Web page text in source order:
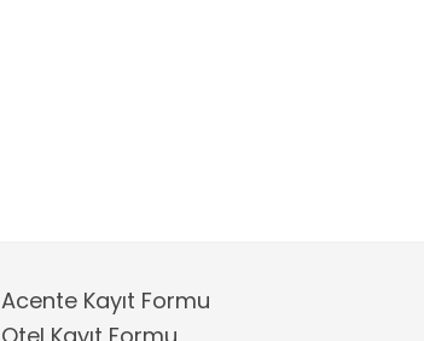
Acente Kayıt Formu
Otel Kayıt Formu